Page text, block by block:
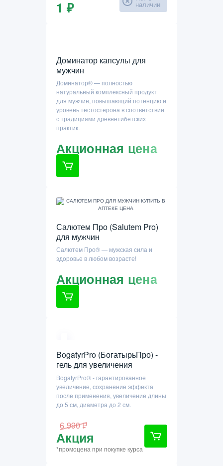
1 ₽ наличии
Доминатор капсулы для
мужчин
Доминатор® — полностью
натуральный комплексный продукт
для мужчин, повышающий потенцию и
уровень тестостерона в соответствии
с традициями древнетибетских
практик.
Акционная цена
Салютем Про (Salutem Pro)
для мужчин
Салютем Про® — мужская сила и
здоровье в любом возрасте!
Акционная цена
BogatyrPro (БогатырьПро) -
гель для увеличения
BogatyrPro® - гарантированное
увеличение, сохранение эффекта
после применения, увеличение длины
до 5 см, диаметра до 2 см.
6 990 ₽
Акция
*промоцена при покупке курса